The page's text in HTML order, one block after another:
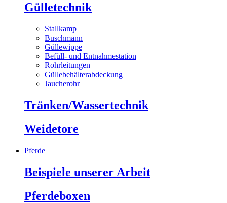
Gülletechnik
Stallkamp
Buschmann
Güllewippe
Befüll- und Entnahmestation
Rohrleitungen
Güllebehälterabdeckung
Jaucherohr
Tränken/Wassertechnik
Weidetore
Pferde
Beispiele unserer Arbeit
Pferdeboxen